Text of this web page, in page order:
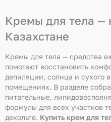
Кремы для тела —
Казахстане
Кремы для тела — средства
помогают восстановить
депиляции, солнца и сухого
помещениях. В разделе
питательные,
формулы для всех участков
декольте. Купить крем для